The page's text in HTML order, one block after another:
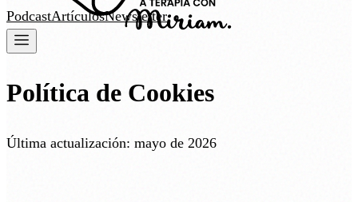
PodcastArtículosNewsletter
Política de Cookies
Última actualización: mayo de 2026